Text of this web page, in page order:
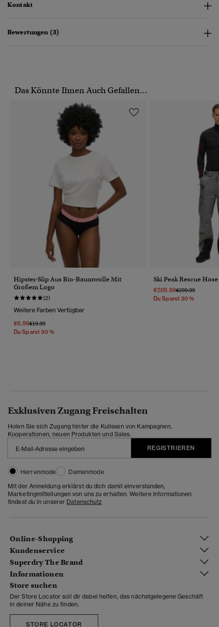
Kontakt
Bewertungen (3)
Das Könnte Ihnen Auch Gefallen...
Hipster-Slip Aus Bio-Baumwolle Mit
Großem Logo
(2)
Weitere Farben Verfügbar
€9.99Preis Wurde Reduziert Von
€19.99Bis
Du Sparst 50 %
Ski Peak Rescue Hose
€209.99Preis Wurde
€299.99Bis
Du Sparst 30 %
Exklusiven Zugang Freischalten
Holen Sie sich Zugang hinter die Kulissen von Kampagnen,
Kooperationen, neuen Produkten und Sales.
REGISTRIEREN
Herrenmode
Damenmode
Mit der Anmeldung erklärst du dich damit einverstanden,
Marketingmitteilungen von uns zu erhalten. Weitere Informationen
findest du in unserer Datenschutz
Online-Shopping
Kundenservice
Superdry The Brand
Informationen
Store suchen
Der Store Locator soll dir dabei helfen, das nächstgelegene Geschäft
in deiner Nähe zu finden.
STORE LOCATOR